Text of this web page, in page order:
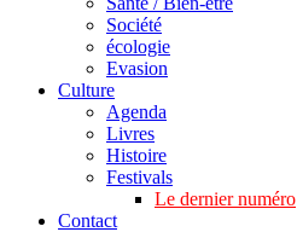
Société
écologie
Evasion
Culture
Agenda
Livres
Histoire
Festivals
Le dernier numéro
Contact